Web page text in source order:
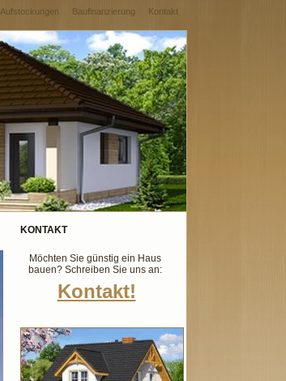
Aufstockungen Baufinanzierung Kontakt
KONTAKT
Möchten Sie günstig ein Haus
bauen? Schreiben Sie uns an:
Kontakt!